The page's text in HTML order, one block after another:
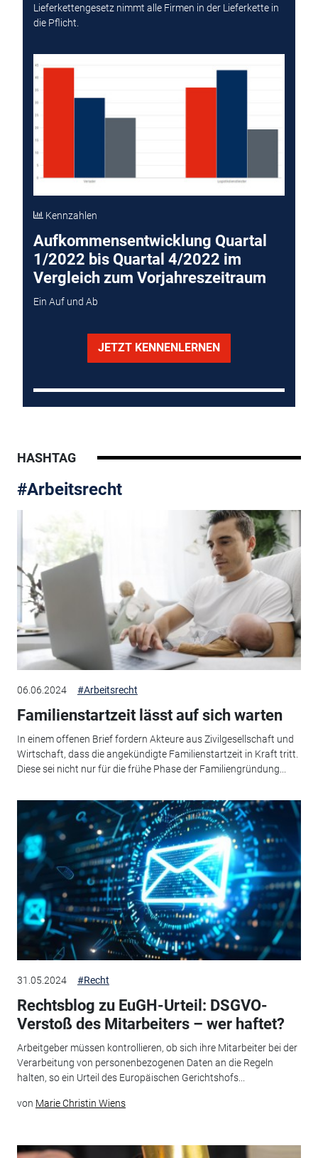
Lieferkettengesetz nimmt alle Firmen in der Lieferkette in
die Pflicht.
Kennzahlen
Aufkommensentwicklung Quartal
1/2022 bis Quartal 4/2022 im
Vergleich zum Vorjahreszeitraum
Ein Auf und Ab
JETZT KENNENLERNEN
HASHTAG
#Arbeitsrecht
06.06.2024 #Arbeitsrecht
Familienstartzeit lässt auf sich warten
In einem offenen Brief fordern Akteure aus Zivilgesellschaft und
Wirtschaft, dass die angekündigte Familienstartzeit in Kraft tritt.
Diese sei nicht nur für die frühe Phase der Familiengründung...
31.05.2024 #Recht
Rechtsblog zu EuGH-Urteil: DSGVO-
Verstoß des Mitarbeiters – wer haftet?
Arbeitgeber müssen kontrollieren, ob sich ihre Mitarbeiter bei der
Verarbeitung von personenbezogenen Daten an die Regeln
halten, so ein Urteil des Europäischen Gerichtshofs...
von Marie Christin Wiens